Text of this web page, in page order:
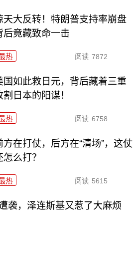
天大反转！特朗普支持率崩盘
后竟藏致命一击
热 阅读 7872
国如此救日元，背后藏着三重
割日本的阳谋！
热 阅读 6758
方在打仗，后方在“清场”，这仗
怎么打？
热 阅读 5615
袭，泽连斯基又惹了大麻烦